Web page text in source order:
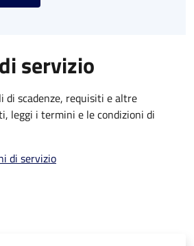
servizio
di scadenze, requisiti e altre
leggi i termini e le condizioni di
di servizio